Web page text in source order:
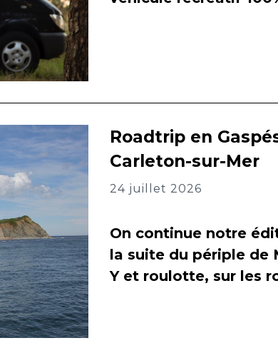
Roadtrip en
Carleton-sur-Mer
24 juillet 2026
On continue notre
la suite du périple de
Y et roulotte, sur les